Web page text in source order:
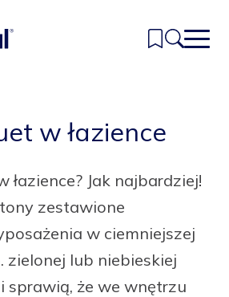
w łazience
łazience? Jak najbardziej!
zestawione
w ciemniejszej
zielonej lub niebieskiej
sprawią, że we wnętrzu